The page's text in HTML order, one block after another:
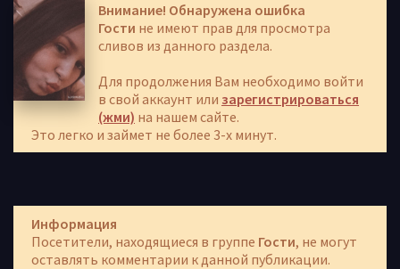
Внимание! Обнаружена ошибка
Гости не имеют прав для просмотра
сливов из данного раздела.
Для продолжения Вам необходимо войти
в свой аккаунт или зарегистрироваться
(жми) на нашем сайте.
Это легко и займет не более 3-х минут.
Информация
Посетители, находящиеся в группе Гости, не могут
оставлять комментарии к данной публикации.